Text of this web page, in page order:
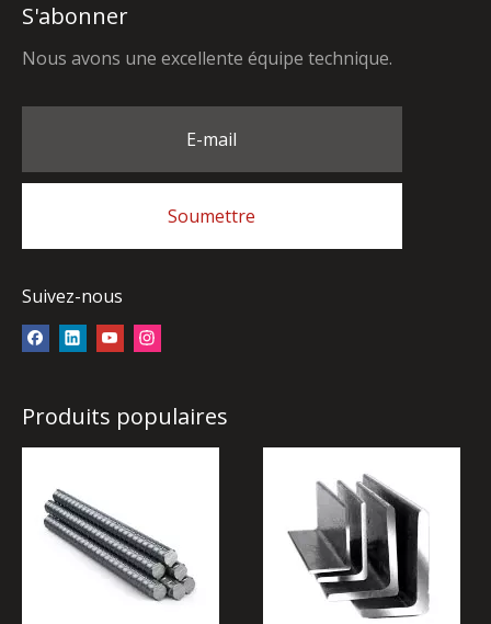
S'abonner
Nous avons une excellente équipe technique.
E-mail
Soumettre
Suivez-nous
Produits populaires